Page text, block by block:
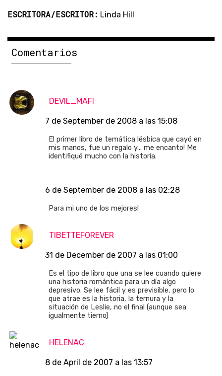
ESCRITORA/ESCRITOR: Linda Hill
Comentarios
DEVIL_MAFI
7 de September de 2008 a las 15:08
El primer libro de temática lésbica que cayó en
mis manos, fue un regalo y... me encanto! Me
identifiqué mucho con la historia.
6 de September de 2008 a las 02:28
Para mi uno de los mejores!
TIBETTEFOREVER
31 de December de 2007 a las 01:00
Es el tipo de libro que una se lee cuando quiere
una historia romántica para un día algo
depresivo. Se lee fácil y es previsible, pero lo
que atrae es la historia, la ternura y la
situación de Leslie, no el final (aunque sea
igualmente tierno)
HELENAC
8 de April de 2007 a las 13:57